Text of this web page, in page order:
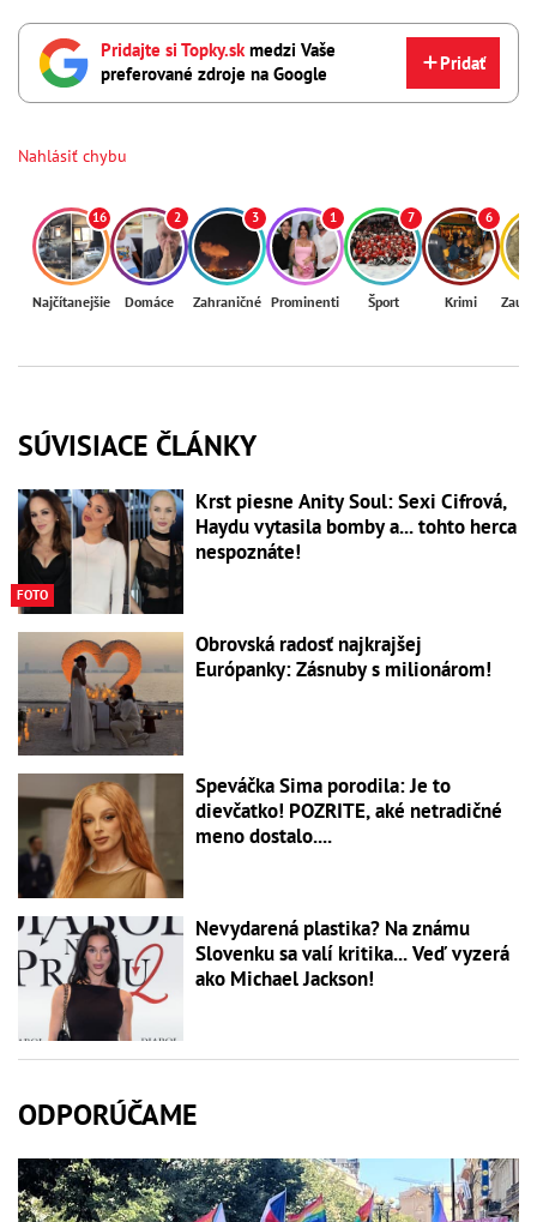
Pridajte si Topky.skmedzi Vaše
preferované zdroje na Google
Pridať
Nahlásiť chybu
16
Najčítanejšie
2
Domáce
3
Zahraničné
1
Prominenti
7
Šport
6
Krimi
SÚVISIACE ČLÁNKY
FOTO
Krst piesne Anity Soul: Sexi Cifrová,
Haydu vytasila bomby a... tohto herca
nespoznáte!
Obrovská radosť najkrajšej
Európanky: Zásnuby s milionárom!
Speváčka Sima porodila: Je to
dievčatko! POZRITE, aké netradičné
meno dostalo....
Nevydarená plastika? Na známu
Slovenku sa valí kritika... Veď vyzerá
ako Michael Jackson!
ODPORÚČAME